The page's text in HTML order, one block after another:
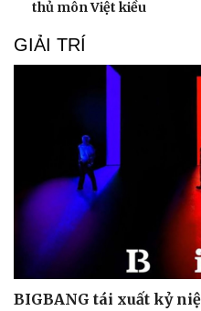
Sản phụ khoa
Nhi khoa
Nam khoa
Làm đẹp - giảm cân
Phòng mạch online
Ăn sạch sống khỏe
thủ môn Việt kiều
GIẢI TRÍ
BIGBANG tái xuất kỷ